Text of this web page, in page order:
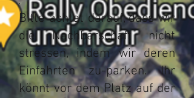
Bitte achtet darauf, dass wir
die Nachbarschaft nicht
stressen, indem wir deren
Einfahrten zu-parken. Ihr
könnt vor dem Platz auf der